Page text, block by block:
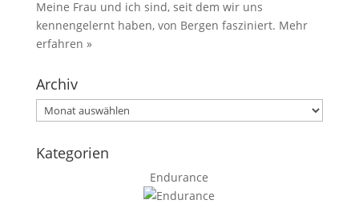
Meine Frau und ich sind, seit dem wir uns
kennengelernt haben, von Bergen fasziniert. Mehr
erfahren »
Archiv
Archiv
Kategorien
Endurance